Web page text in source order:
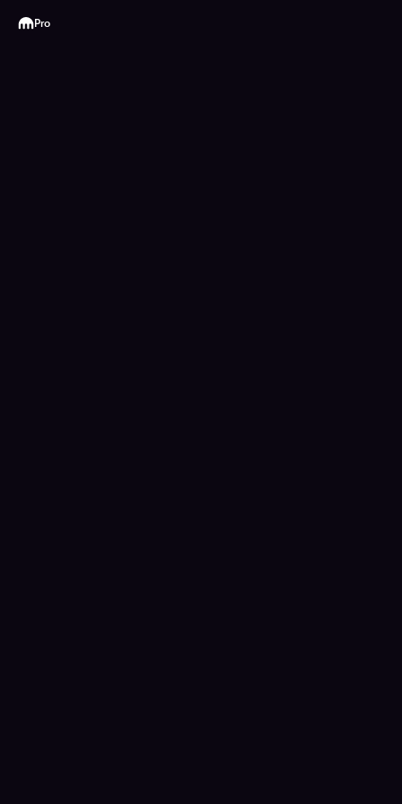
Kraken
Pro